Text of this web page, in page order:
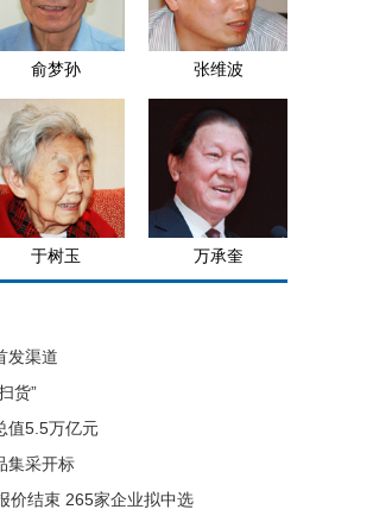
俞梦孙 张维波
于树玉 万承奎
发渠道
货”
值5.5万亿元
集采开标
价结束 265家企业拟中选